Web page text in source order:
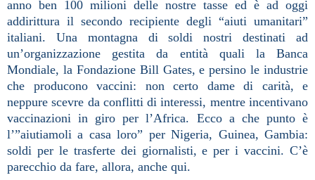
anno ben 100 milioni delle nostre tasse ed è ad oggi
addirittura il secondo recipiente degli “aiuti umanitari”
italiani. Una montagna di soldi nostri destinati ad
un’organizzazione gestita da entità quali la Banca
Mondiale, la Fondazione Bill Gates, e persino le industrie
che producono vaccini: non certo dame di carità, e
neppure scevre da conflitti di interessi, mentre incentivano
vaccinazioni in giro per l’Africa. Ecco a che punto è
l’”aiutiamoli a casa loro” per Nigeria, Guinea, Gambia:
soldi per le trasferte dei giornalisti, e per i vaccini. C’è
parecchio da fare, allora, anche qui.